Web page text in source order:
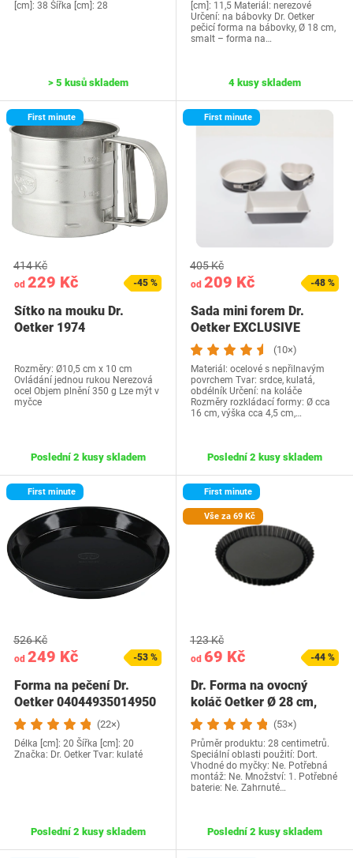
[cm]: 38 Šířka [cm]: 28
> 5 kusů skladem
[cm]: 11,5 Materiál: nerezové
Určení: na bábovky Dr. Oetker
pečicí forma na bábovky, Ø 18 cm,
smalt – forma na…
4 kusy skladem
First minute
od 229 Kč
414 Kč
-45 %
Sítko na mouku Dr.
Oetker 1974
Rozměry: Ø10,5 cm x 10 cm
Ovládání jednou rukou Nerezová
ocel Objem plnění 350 g Lze mýt v
myčce
Poslední 2 kusy skladem
First minute
od 209 Kč
405 Kč
-48 %
Sada mini forem Dr.
Oetker EXCLUSIVE
(10×)
Materiál: ocelové s nepřilnavým
povrchem Tvar: srdce, kulatá,
obdélník Určení: na koláče
Rozměry rozkládací formy: Ø cca
16 cm, výška cca 4,5 cm,…
Poslední 2 kusy skladem
First minute
od 249 Kč
526 Kč
-53 %
Forma na pečení Dr.
Oetker 04044935014950
(22×)
Délka [cm]: 20 Šířka [cm]: 20
Značka: Dr. Oetker Tvar: kulaté
Poslední 2 kusy skladem
First minute
Vše za 69 Kč
od 69 Kč
123 Kč
-44 %
Dr. Forma na ovocný
koláč Oetker Ø 28 cm,
klasická forma na…
(53×)
Průměr produktu: 28 centimetrů.
Speciální oblasti použití: Dort.
Vhodné do myčky: Ne. Potřebná
montáž: Ne. Množství: 1. Potřebné
baterie: Ne. Zahrnuté…
Poslední 2 kusy skladem